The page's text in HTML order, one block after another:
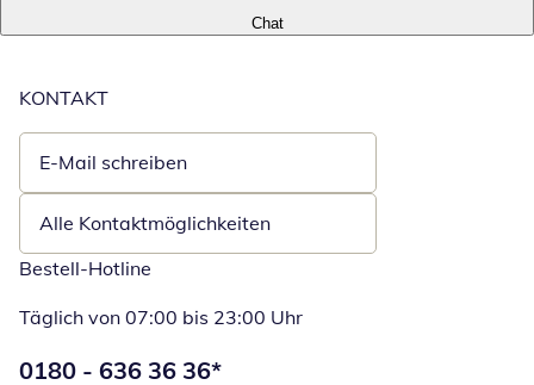
Chat
KONTAKT
E-Mail schreiben
Öffnet E-Mail-Client
Alle Kontaktmöglichkeiten
Bestell-Hotline
Täglich von 07:00 bis 23:00 Uhr
Telefonnummer:
0180 - 636 36 36*